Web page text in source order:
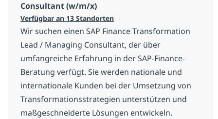
Consultant (w/m/x)
Verfügbar an 13 Standorten
Wir suchen einen SAP Finance Transformation
Lead / Managing Consultant, der über
umfangreiche Erfahrung in der SAP-Finance-
Beratung verfügt. Sie werden nationale und
internationale Kunden bei der Umsetzung von
Transformationsstrategien unterstützen und
maßgeschneiderte Lösungen entwickeln.